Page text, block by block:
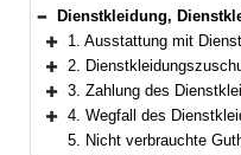
Bereich reduzieren
Dienstkleidung, Dienstkleidungszuschuss und
Bereich erweitern
1. Ausstattung mit
Bereich erweitern
2.
Bereich erweitern
3. Zahlung des
Bereich erweitern
4. Wegfall des
5. Nicht verbrauchte